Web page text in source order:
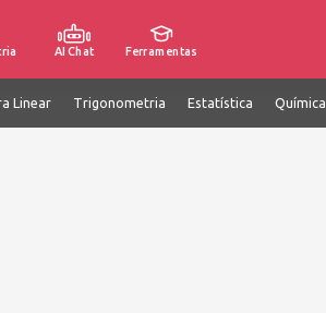
AI Chat Ferramentas
Linear Trigonometria Estatística Química